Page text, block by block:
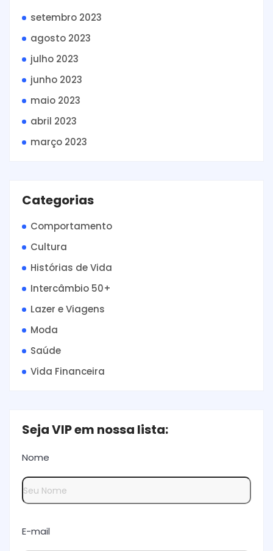
setembro 2023
agosto 2023
julho 2023
junho 2023
maio 2023
abril 2023
março 2023
Categorias
Comportamento
Cultura
Histórias de Vida
Intercâmbio 50+
Lazer e Viagens
Moda
Saúde
Vida Financeira
Seja VIP em nossa lista:
Nome
E-mail